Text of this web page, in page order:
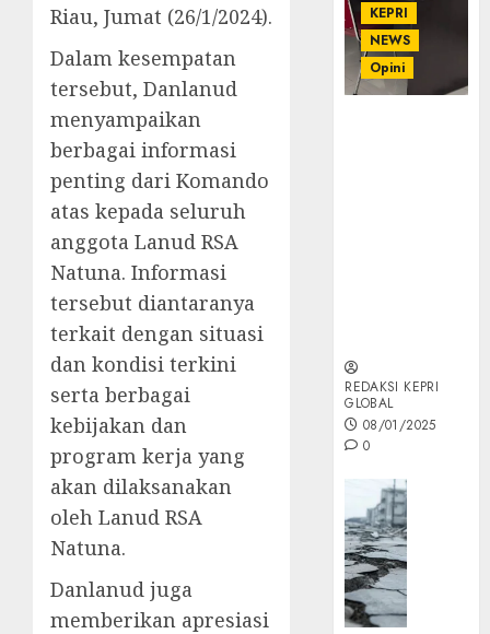
Riau, Jumat (26/1/2024).
Dalam kesempatan
tersebut, Danlanud
menyampaikan
berbagai informasi
penting dari Komando
atas kepada seluruh
anggota Lanud RSA
Natuna. Informasi
tersebut diantaranya
terkait dengan situasi
dan kondisi terkini
serta berbagai
kebijakan dan
program kerja yang
akan dilaksanakan
oleh Lanud RSA
Natuna.
Danlanud juga
memberikan apresiasi
KEPRI
NEWS
Opini
REDAKSI KEPRI
GLOBAL
08/01/2025
0